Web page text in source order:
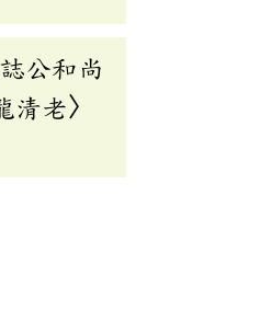
公和尚
老〉